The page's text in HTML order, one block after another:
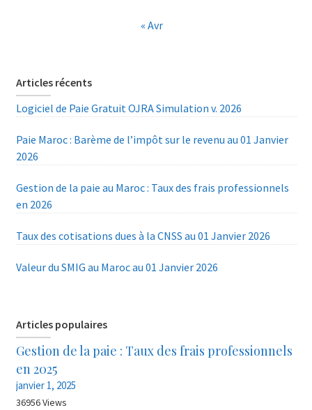
« Avr
Articles récents
Logiciel de Paie Gratuit OJRA Simulation v. 2026
Paie Maroc : Barème de l’impôt sur le revenu au 01 Janvier
2026
Gestion de la paie au Maroc : Taux des frais professionnels
en 2026
Taux des cotisations dues à la CNSS au 01 Janvier 2026
Valeur du SMIG au Maroc au 01 Janvier 2026
Articles populaires
Gestion de la paie : Taux des frais professionnels
en 2025
janvier 1, 2025
36956 Views